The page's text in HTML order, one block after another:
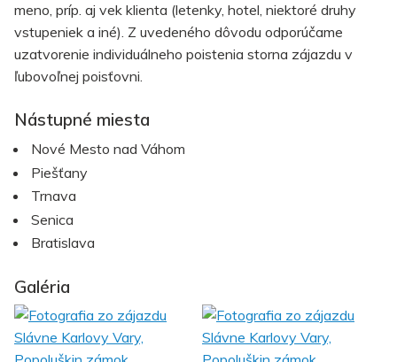
meno, príp. aj vek klienta (letenky, hotel, niektoré druhy
vstupeniek a iné). Z uvedeného dôvodu odporúčame
uzatvorenie individuálneho poistenia storna zájazdu v
ľubovoľnej poisťovni.
Nástupné miesta
Nové Mesto nad Váhom
Piešťany
Trnava
Senica
Bratislava
Galéria